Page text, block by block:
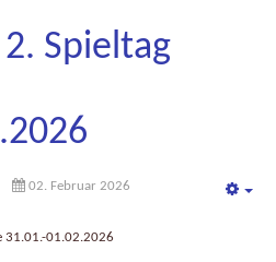
Spieltag
02. Februar 2026
31.01.-01.02.2026